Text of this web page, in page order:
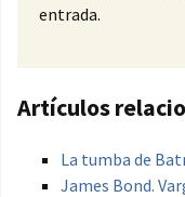
entrada.
Artículos
La tumba de
James Bond.